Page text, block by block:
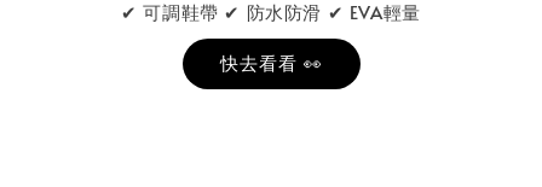
✔ 可調鞋帶 ✔ 防水防滑 ✔ EVA輕量
快去看看 👀